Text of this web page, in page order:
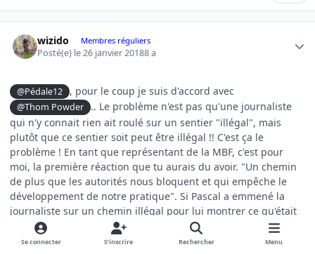
wizido Membres réguliers
Posté(e) le 26 janvier 20188 a
@Pédale12 , pour le coup je suis d'accord avec
@Thom Powder
.. Le problème n'est pas qu'une journaliste
qui n'y connait rien ait roulé sur un sentier "illégal", mais
plutôt que ce sentier soit peut être illégal !! C'est ça le
problème ! En tant que représentant de la MBF, c'est pour
moi, la première réaction que tu aurais du avoir. "Un chemin
de plus que les autorités nous bloquent et qui empêche le
développement de notre pratique". Si Pascal a emmené la
journaliste sur un chemin illégal pour lui montrer ce qu'était
le VTT, c'est bien la preuve qu'il y a un souçis. On ne sait
meme pas trouver un chemin type "VTT" de façon légale dans
Se connecter S’inscrire Rechercher Menu